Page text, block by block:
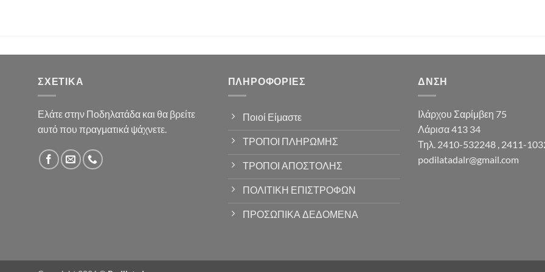
ΣΧΕΤΙΚΆ
Ελάτε στην Ποδηλατάδα και θα βρείτε
αυτό που πραγματικά ψάχνετε.
ΠΛΗΡΟΦΟΡΊΕΣ
Ποιοί Είμαστε
ΤΡΟΠΟΙ ΠΛΗΡΩΜΗΣ
ΤΡΟΠΟΙ ΑΠΟΣΤΟΛΗΣ
ΠΟΛΙΤΙΚΗ ΕΠΙΣΤΡΟΦΩΝ
ΠΡΟΣΩΠΙΚΑ ΔΕΔΟΜΕΝΑ
ΔΝΣΗ
Ιλάρχου Σαρίμβεη 75
Λάρισα 413 34
Τηλ. 2410-532248 , 2411-
podilatadalr@gmail.com